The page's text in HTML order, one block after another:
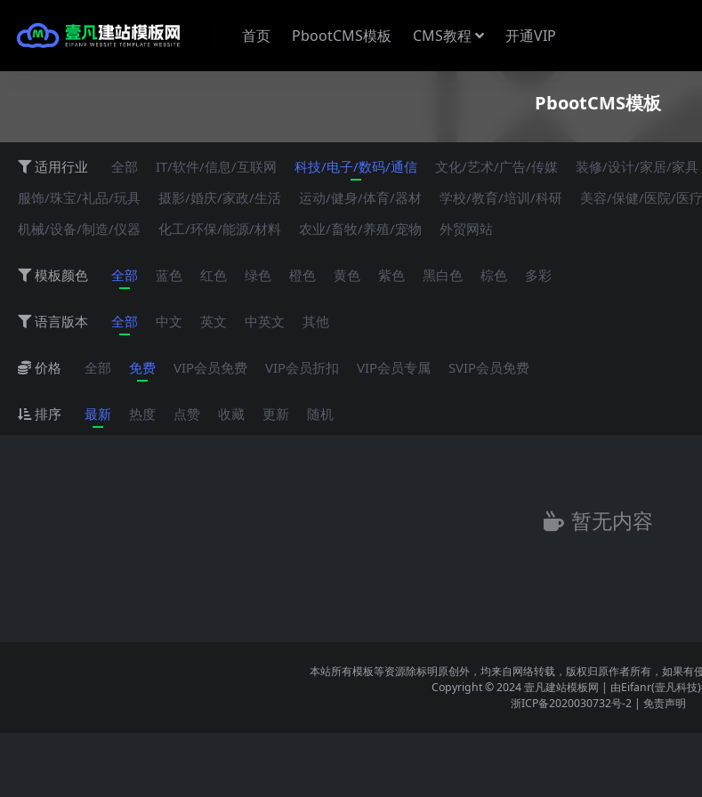
首页 PbootCMS模板 CMS教程 开通VIP
PbootCMS模板
适用行业 全部 IT/软件/信息/互联网 科技/电子/数码/通信 文化/艺术/广告/传媒 装修/设计/家居/家具
服饰/珠宝/礼品/玩具
摄影/婚庆/家政/生活 运动/健身/体育/器材 学校/教育/培训/科研 美容/保健/医院/医疗
机械/设备/制造/仪器
化工/环保/能源/材料 农业/畜牧/养殖/宠物 外贸网站
模板颜色 全部 蓝色 红色 绿色 橙色 黄色 紫色 黑白色 棕色 多彩
语言版本 全部 中文 英文 中英文 其他
价格 全部 免费 VIP会员免费 VIP会员折扣 VIP会员专属 SVIP会员免费
排序 最新 热度 点赞 收藏 更新 随机
暂无内容
本站所有模板等资源除标明原创外，均来自网络转载，版权归原作者所有，如果有
Copyright © 2024壹凡建站模板网 | 由Eifanr(壹凡科技)
浙ICP备2020030732号-2| 免责声明